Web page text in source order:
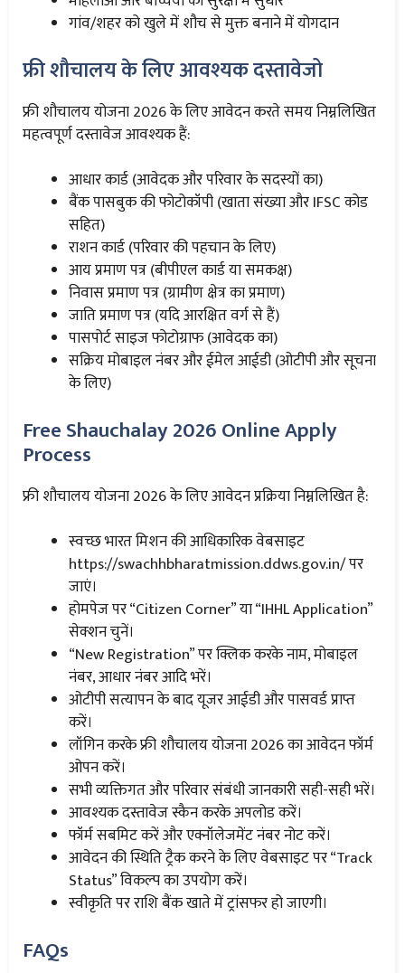
गांव/शहर को खुले में शौच से मुक्त बनाने में योगदान
फ्री शौचालय के लिए आवश्यक दस्तावेजो
फ्री शौचालय योजना 2026 के लिए आवेदन करते समय निम्नलिखित
महत्वपूर्ण दस्तावेज आवश्यक हैं:
आधार कार्ड (आवेदक और परिवार के सदस्यों का)
बैंक पासबुक की फोटोकॉपी (खाता संख्या और IFSC कोड
सहित)
राशन कार्ड (परिवार की पहचान के लिए)
आय प्रमाण पत्र (बीपीएल कार्ड या समकक्ष)
निवास प्रमाण पत्र (ग्रामीण क्षेत्र का प्रमाण)
जाति प्रमाण पत्र (यदि आरक्षित वर्ग से हैं)
पासपोर्ट साइज फोटोग्राफ (आवेदक का)
सक्रिय मोबाइल नंबर और ईमेल आईडी (ओटीपी और सूचना
के लिए)
Free Shauchalay 2026 Online Apply
Process
फ्री शौचालय योजना 2026 के लिए आवेदन प्रक्रिया निम्नलिखित है:
स्वच्छ भारत मिशन की आधिकारिक वेबसाइट
https://swachhbharatmission.ddws.gov.in/ पर
जाएं।
होमपेज पर “Citizen Corner” या “IHHL Application”
सेक्शन चुनें।
“New Registration” पर क्लिक करके नाम, मोबाइल
नंबर, आधार नंबर आदि भरें।
ओटीपी सत्यापन के बाद यूजर आईडी और पासवर्ड प्राप्त
करें।
लॉगिन करके फ्री शौचालय योजना 2026 का आवेदन फॉर्म
ओपन करें।
सभी व्यक्तिगत और परिवार संबंधी जानकारी सही-सही भरें।
आवश्यक दस्तावेज स्कैन करके अपलोड करें।
फॉर्म सबमिट करें और एक्नॉलेजमेंट नंबर नोट करें।
आवेदन की स्थिति ट्रैक करने के लिए वेबसाइट पर “Track
Status” विकल्प का उपयोग करें।
स्वीकृति पर राशि बैंक खाते में ट्रांसफर हो जाएगी।
FAQs